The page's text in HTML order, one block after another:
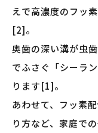
えで高濃度のフッ
[2]。
奥歯の深い溝が虫
でふさぐ「シーラ
ります[1]。
あわせて、フッ素
り方など、家庭で